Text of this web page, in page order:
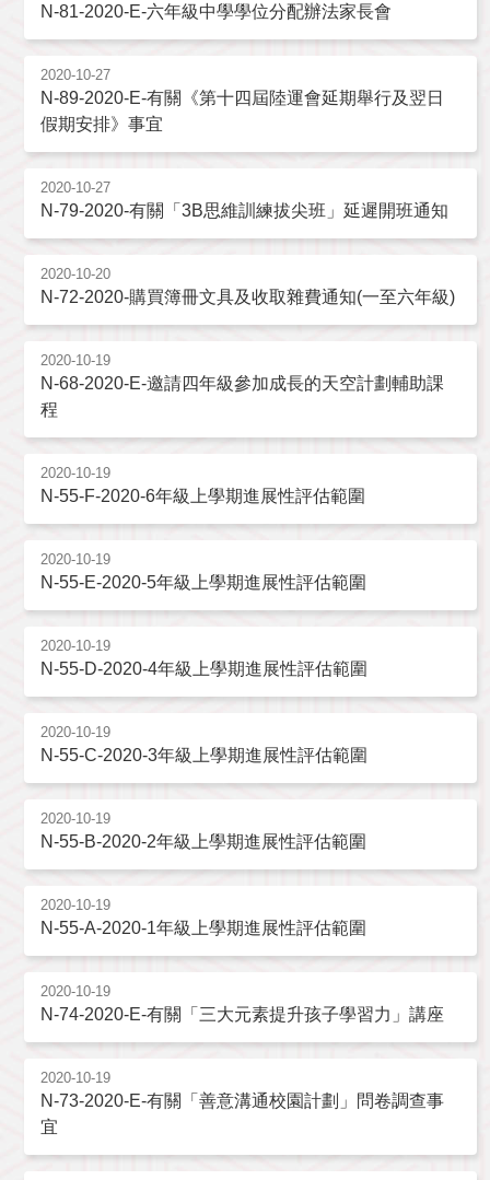
N-81-2020-E-六年級中學學位分配辦法家長會
2020-10-27
N-89-2020-E-有關《第十四屆陸運會延期舉行及翌日
假期安排》事宜
2020-10-27
N-79-2020-有關「3B思維訓練拔尖班」延遲開班通知
2020-10-20
N-72-2020-購買簿冊文具及收取雜費通知(一至六年級)
2020-10-19
N-68-2020-E-邀請四年級參加成長的天空計劃輔助課
程
2020-10-19
N-55-F-2020-6年級上學期進展性評估範圍
2020-10-19
N-55-E-2020-5年級上學期進展性評估範圍
2020-10-19
N-55-D-2020-4年級上學期進展性評估範圍
2020-10-19
N-55-C-2020-3年級上學期進展性評估範圍
2020-10-19
N-55-B-2020-2年級上學期進展性評估範圍
2020-10-19
N-55-A-2020-1年級上學期進展性評估範圍
2020-10-19
N-74-2020-E-有關「三大元素提升孩子學習力」講座
2020-10-19
N-73-2020-E-有關「善意溝通校園計劃」問卷調查事
宜